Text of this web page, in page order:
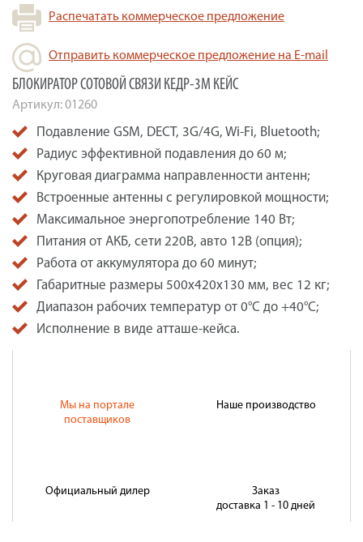
Распечатать коммерческое предложение
Отправить коммерческое предложение на E-mail
БЛОКИРАТОР СОТОВОЙ СВЯЗИ КЕДР-3М КЕЙС
Артикул:01260
Подавление GSM, DECT, 3G/4G, Wi-Fi, Bluetooth;
Радиус эффективной подавления до 60 м;
Круговая диаграмма направленности антенн;
Встроенные антенны с регулировкой мощности;
Максимальное энергопотребление 140 Вт;
Питания от АКБ, сети 220В, авто 12В (опция);
Работа от аккумулятора до 60 минут;
Габаритные размеры 500x420x130 мм, вес 12 кг;
Диапазон рабочих температур от 0°C до +40°C;
Исполнение в виде атташе-кейса.
Мы на портале
поставщиков
Наше производство
Официальный дилер
Заказ
доставка 1 - 10 дней